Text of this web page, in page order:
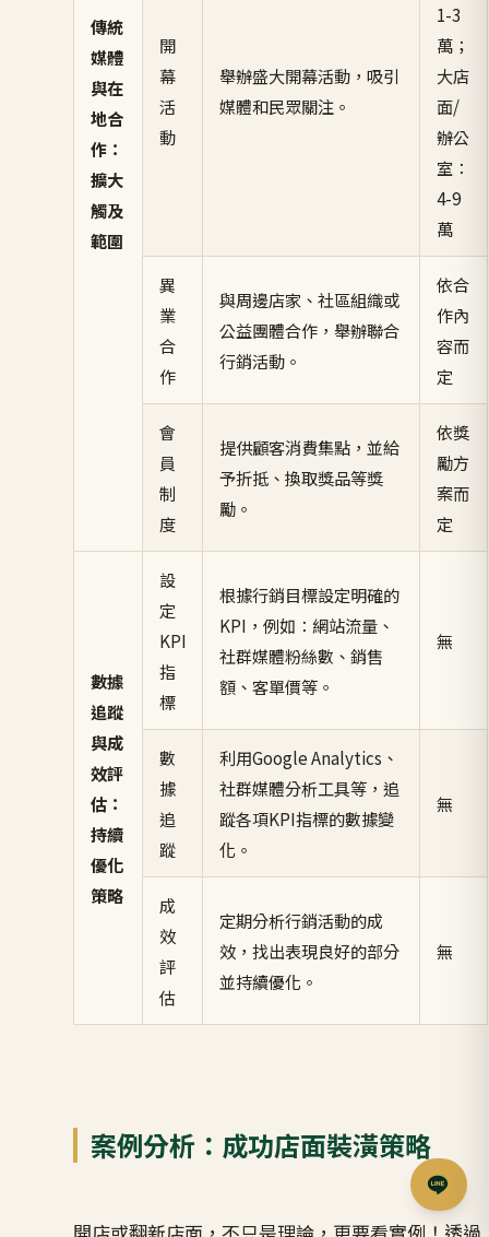
傳統
媒體
與在
地合
作：
擴大
觸及
範圍
開
幕
活
動
舉辦盛大開幕活動，吸引
媒體和民眾關注。
1-3
萬；
大店
面/
辦公
室：
4-9
萬
異
業
合
作
與周邊店家、社區組織或
公益團體合作，舉辦聯合
行銷活動。
依合
作內
容而
定
會
員
制
度
提供顧客消費集點，並給
予折抵、換取獎品等獎
勵。
依獎
勵方
案而
定
數據
追蹤
與成
效評
估：
持續
優化
策略
設
定
KPI
指
標
根據行銷目標設定明確的
KPI，例如：網站流量、
社群媒體粉絲數、銷售
額、客單價等。
無
數
據
追
蹤
利用Google Analytics、
社群媒體分析工具等，追
蹤各項KPI指標的數據變
化。
無
成
效
評
估
定期分析行銷活動的成
效，找出表現良好的部分
並持續優化。
無
案例分析：成功店面裝潢策略